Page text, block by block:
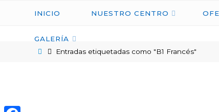
INICIO NUESTRO CENTRO
GALERÍA
Entradas etiquetadas como "B1 Francés"